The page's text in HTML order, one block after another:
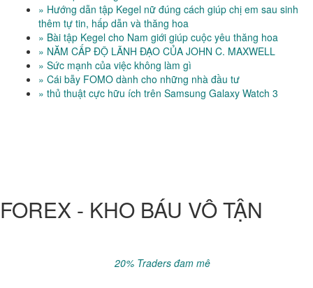
» Hướng dẫn tập Kegel nữ đúng cách giúp chị em sau sinh
thêm tự tin, hấp dẫn và thăng hoa
» Bài tập Kegel cho Nam giới giúp cuộc yêu thăng hoa
» NĂM CẤP ĐỘ LÃNH ĐẠO CỦA JOHN C. MAXWELL
» Sức mạnh của việc không làm gì
» Cái bẫy FOMO dành cho những nhà đầu tư
» thủ thuật cực hữu ích trên Samsung Galaxy Watch 3
FOREX - KHO BÁU VÔ TẬN
20% Traders đam mê